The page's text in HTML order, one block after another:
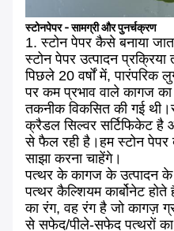
स्टोनपेपर - सामग्री और पुनर्चक्रण
1. स्टोन पेपर कैसे बनाया
स्टोन पेपर उत्पादन
पिछले 20 वर्षों में, पारंपरिक
पर कम प्रभाव वाले कागज
तकनीक विकसित की गई
क्रैडल सिल्वर सर्टिफिकेट है
से फैल रही है।हम स्टोन पेपर
साझा करना चाहेंगे।
पत्थर के कागज के उत्पादन के
पत्थर कैल्शियम कार्बोनेट
का रंग, वह रंग है जो कागज़
से सफेद/पीले-सफेद पत्थरों का